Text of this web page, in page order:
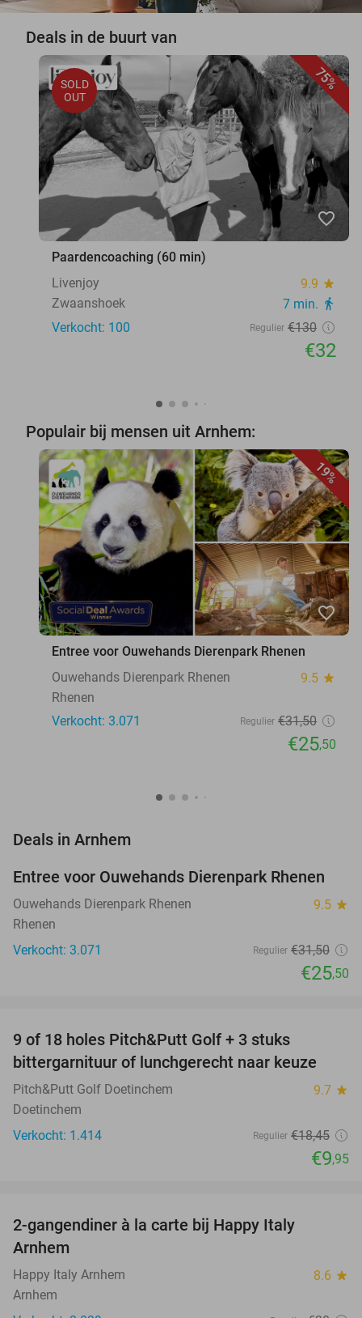
Deals in de buurt van
75%
SOLD
OUT
favorite_border
Paardencoaching (60 min)
Livenjoy
9.9 star
Zwaanshoek 7 min. directions_walk
Verkocht: 100 Regulier €130
€32
Populair bij mensen uit Arnhem:
19%
favorite_border
Entree voor Ouwehands Dierenpark Rhenen
Ouwehands Dierenpark Rhenen
9.5 star
Rhenen
Verkocht: 3.071
Regulier €31,50
€25,50
Deals in Arnhem
19%
Entree voor Ouwehands Dierenpark Rhenen
Ouwehands Dierenpark Rhenen 9.5 star
Rhenen
Verkocht: 3.071
Regulier €31,50
€25,50
9 of 18 holes Pitch&Putt Golf + 3 stuks
bittergarnituur of lunchgerecht naar keuze
Pitch&Putt Golf Doetinchem 9.7 star
Doetinchem
Verkocht: 1.414
Regulier €18,45
€9,95
2-gangendiner à la carte bij Happy Italy
Arnhem
Happy Italy Arnhem 8.6 star
Arnhem